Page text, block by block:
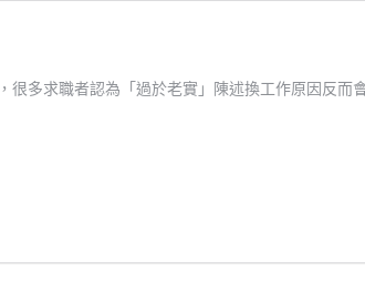
很多求職者認為「過於老實」陳述換工作原因反